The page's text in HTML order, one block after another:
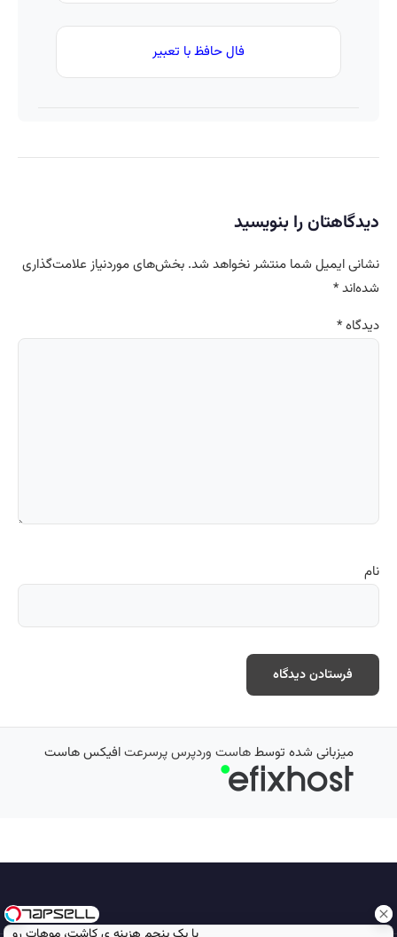
فال حافظ با تعبیر
دیدگاهتان را بنویسید
نشانی ایمیل شما منتشر نخواهد شد. بخش‌های موردنیاز علامت‌گذاری
شده‌اند*
دیدگاه*
نام
میزبانی شده توسطهاست وردپرس پرسرعتافیکس هاست